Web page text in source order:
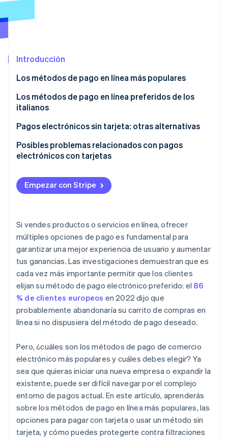
Descubre cómo Stripe construye la infraestructura
Introducción
Los métodos de pago en línea más populares
Los métodos de pago en línea preferidos de los
italianos
Pagos electrónicos sin tarjeta: otras alternativas
Posibles problemas relacionados con pagos
electrónicos con tarjetas
Filtraciones de datos de tarjetas de pago
Fraude pago en línea con tarjeta
Empezar con Stripe
Si vendes productos o servicios en línea, ofrecer
múltiples opciones de pago es fundamental para
garantizar una mejor experiencia de usuario y aumentar
tus ganancias. Las investigaciones demuestran que es
cada vez más importante permitir que los clientes
elijan su método de pago electrónico preferido: el 86
% de clientes europeos en 2022 dijo que
probablemente abandonaría su carrito de compras en
línea si no dispusiera del método de pago deseado.
Pero, ¿cuáles son los métodos de pago de comercio
electrónico más populares y cuáles debes elegir? Ya
sea que quieras iniciar una nueva empresa o expandir la
existente, puede ser difícil navegar por el complejo
entorno de pagos actual. En este artículo, aprenderás
sobre los métodos de pago en línea más populares, las
opciones para pagar con tarjeta o usar un método sin
tarjeta, y cómo puedes protegerte contra filtraciones